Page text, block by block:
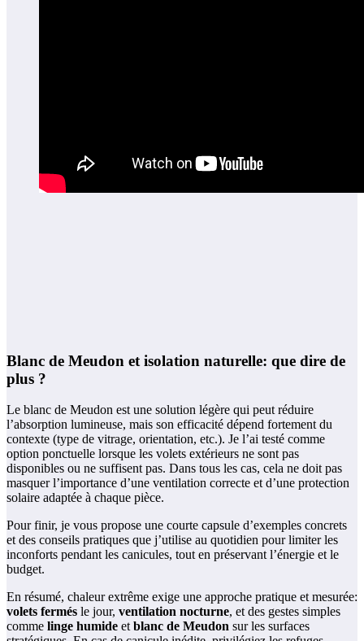
Blanc de Meudon et isolation naturelle: que dire de
plus ?
Le blanc de Meudon est une solution légère qui peut réduire
l’absorption lumineuse, mais son efficacité dépend fortement du
contexte (type de vitrage, orientation, etc.). Je l’ai testé comme
option ponctuelle lorsque les volets extérieurs ne sont pas
disponibles ou ne suffisent pas. Dans tous les cas, cela ne doit pas
masquer l’importance d’une ventilation correcte et d’une protection
solaire adaptée à chaque pièce.
Pour finir, je vous propose une courte capsule d’exemples concrets
et des conseils pratiques que j’utilise au quotidien pour limiter les
inconforts pendant les canicules, tout en préservant l’énergie et le
budget.
En résumé, chaleur extrême exige une approche pratique et mesurée:
volets fermés le jour, ventilation nocturne, et des gestes simples
comme linge humide et blanc de Meudon sur les surfaces